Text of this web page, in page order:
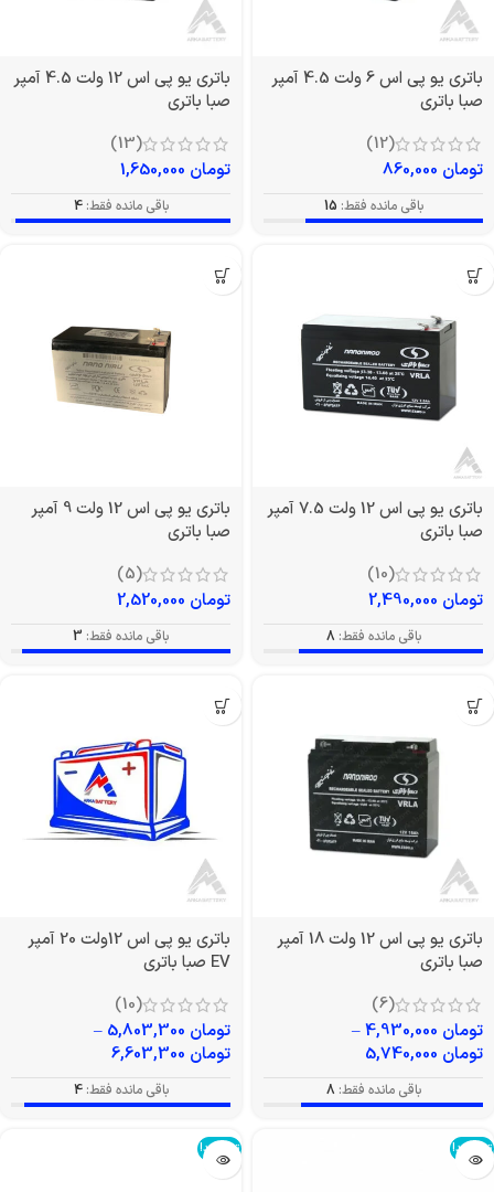
باتری یو پی اس 6 ولت 4.5 آمپر
صبا باتری
(12)
تومان
باقی مانده فقط: 15
باتری یو پی اس 12 ولت 4.5 آمپر
صبا باتری
(13)
تومان
باقی مانده فقط: 4
باتری یو پی اس 12 ولت 7.5 آمپر
صبا باتری
(10)
تومان
باقی مانده فقط: 8
باتری یو پی اس 12 ولت 9 آمپر
صبا باتری
(5)
تومان
باقی مانده فقط: 3
باتری یو پی اس 12 ولت 18 آمپر
صبا باتری
(6)
تومان
–
تومان
باقی مانده فقط: 8
باتری یو پی اس 12ولت 20 آمپر
EV صبا باتری
(10)
تومان
–
تومان
باقی مانده فقط: 4
تمام شد! تمام شد!